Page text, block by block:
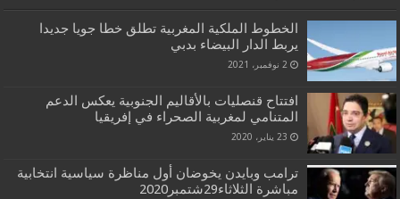
الخطوط الملكية المغربية تطلق خطا جويا جديدا
يربط الدار البيضاء بدبي
2 نوفمبر، 2021
افتتاح قنصليات بالأقاليم الجنوبية يعكس الدعم
المتنامي لمغربية الصحراء في إفريقيا
23 يناير، 2020
ترامب وبايدن يخوضان أول مناظرة سياسية انتخابية
مباشرة الثلاثاء29شتمبر2020